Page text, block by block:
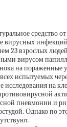
средство
вирусных
23 взрослых
вирусом
на пораженные
испытуемых
исследования на
пневмонии и
Однако по